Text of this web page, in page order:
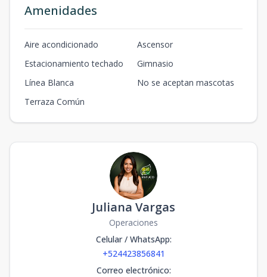
Amenidades
Aire acondicionado
Ascensor
Estacionamiento techado
Gimnasio
Línea Blanca
No se aceptan mascotas
Terraza Común
Juliana Vargas
Operaciones
Celular / WhatsApp:
+524423856841
Correo electrónico: